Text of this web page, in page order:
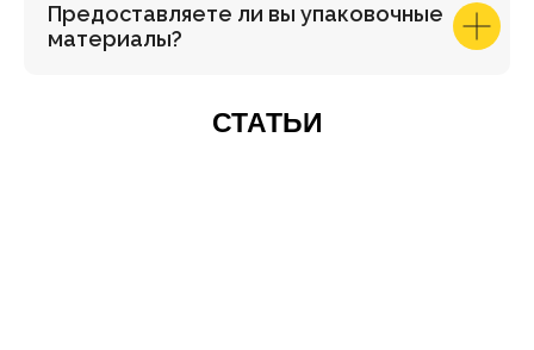
Предоставляете ли вы упаковочные
материалы?
СТАТЬИ